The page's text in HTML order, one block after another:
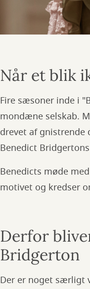
Når et blik
Fire sæsoner inde i
mondæne selskab.
drevet af gnistrende
Benedict
Benedicts møde
motivet og kredser
Derfor
Bridgerton
Der er noget særligt